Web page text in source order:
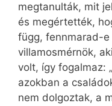
megtanulták, mit
és megértették,
függ, fennmarad-e
villamosmérnök,
volt, így fogalmaz:
azokban a
nem dolgoztak, a